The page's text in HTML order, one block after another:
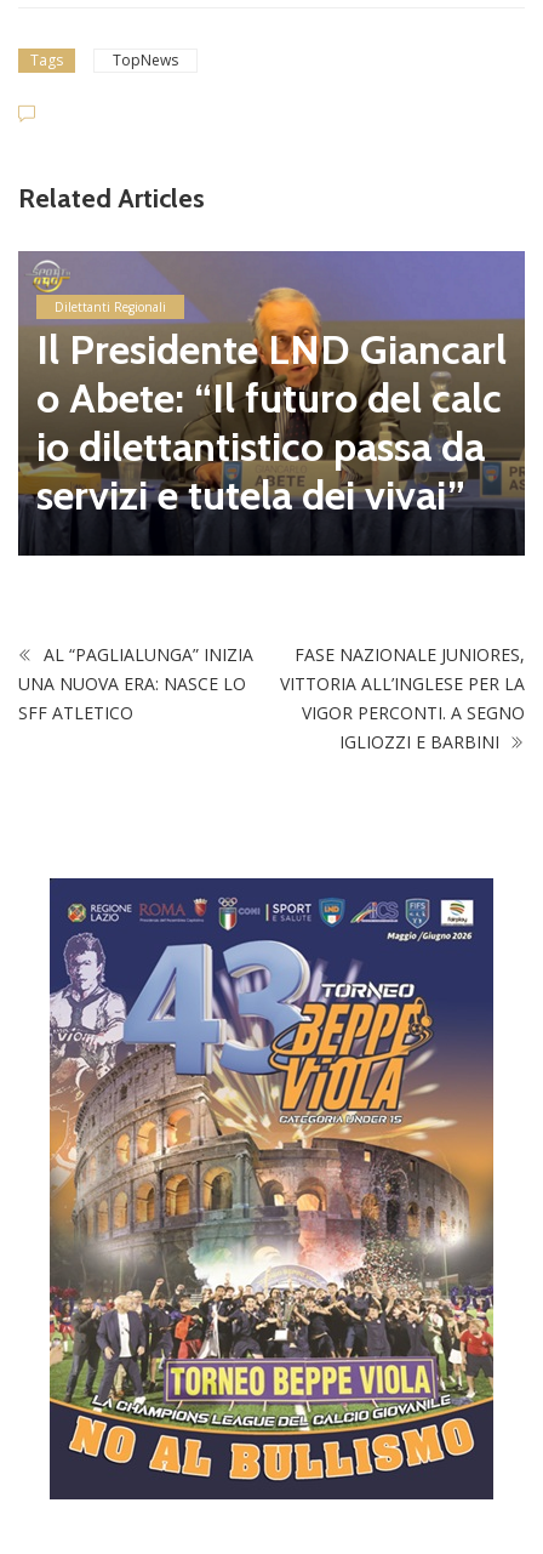
Tags TopNews
Related Articles
Dilettanti Regionali
Il Presidente LND Giancarl
o Abete: “Il futuro del calc
io dilettantistico passa da
servizi e tutela dei vivai”
AL “PAGLIALUNGA” INIZIA
UNA NUOVA ERA: NASCE LO
SFF ATLETICO
FASE NAZIONALE JUNIORES,
VITTORIA ALL’INGLESE PER LA
VIGOR PERCONTI. A SEGNO
IGLIOZZI E BARBINI